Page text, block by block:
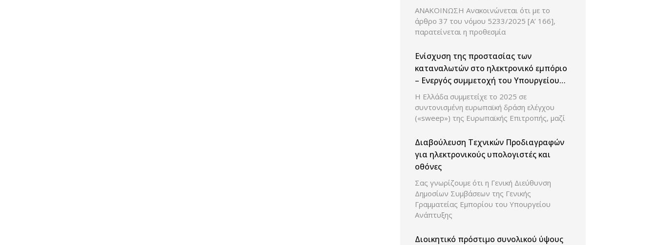
δραστηριοποιούνται στον κλάδο της
Βιομηχανίας Παραγωγής και Εμπορίας
Φαρμάκων
ΑΝΑΚΟΙΝΩΣΗ Ανακοινώνεται ότι με το
άρθρο 37 του νόμου 5233/2025 [Α’ 166],
παρατείνεται η προθεσμία
Ενίσχυση της προστασίας των
καταναλωτών στο ηλεκτρονικό εμπόριο
– Ενεργός συμμετοχή του Υπουργείου
Ανάπτυξης σε ευρωπαϊκή δράση
ελέγχου παρουσίασης των τιμών και
των εκπτώσεων.
Η Ελλάδα συμμετείχε το 2025 σε
συντονισμένη ευρωπαϊκή δράση ελέγχου
(«sweep») της Ευρωπαϊκής Επιτροπής, μαζί
Διαβούλευση Τεχνικών Προδιαγραφών
για ηλεκτρονικούς υπολογιστές και
οθόνες
Σας γνωρίζουμε ότι η Γενική Διεύθυνση
Δημοσίων Συμβάσεων της Γενικής
Γραμματείας Εμπορίου του Υπουργείου
Ανάπτυξης
Διοικητικό πρόστιμο συνολικού ύψους